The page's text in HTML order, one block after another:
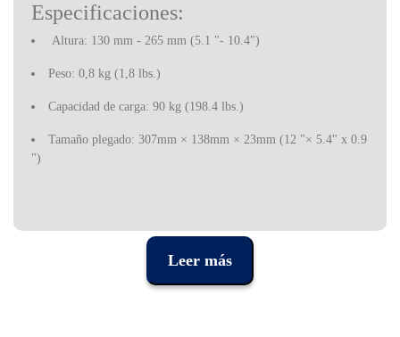
Especificaciones:
Altura: 130 mm - 265 mm (5.1 "- 10.4")
Peso: 0,8 kg (1,8 lbs.)
Capacidad de carga: 90 kg (198.4 lbs.)
Tamaño plegado: 307mm × 138mm × 23mm (12 "× 5.4" x 0.9
")
Leer más